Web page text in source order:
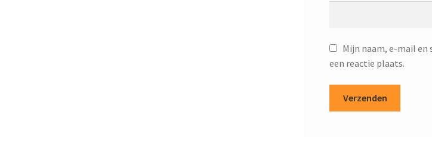
Mijn naam, e-mail en
een reactie plaats.